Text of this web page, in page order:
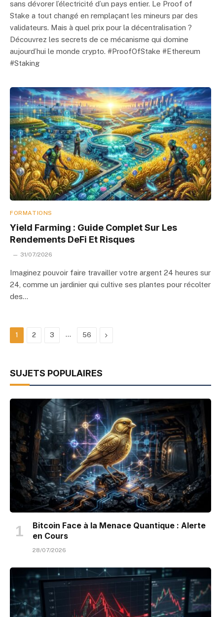
sans dévorer l’électricité d’un pays entier. Le Proof of
Stake a tout changé en remplaçant les mineurs par des
validateurs. Mais à quel prix pour la décentralisation ?
Découvrez les secrets de ce mécanisme qui domine
aujourd’hui le monde crypto. #ProofOfStake #Ethereum
#Staking
FORMATIONS
Yield Farming : Guide Complet Sur Les
Rendements DeFi Et Risques
31/07/2026
Imaginez pouvoir faire travailler votre argent 24 heures sur
24, comme un jardinier qui cultive ses plantes pour récolter
des…
1 2 3 … 56 Next
SUJETS POPULAIRES
Bitcoin Face à la Menace Quantique : Alerte
en Cours
28/07/2026